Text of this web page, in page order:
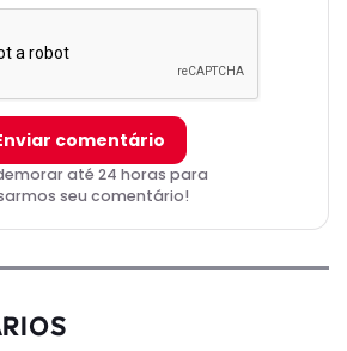
comentário
até 24 horas para
seu comentário!